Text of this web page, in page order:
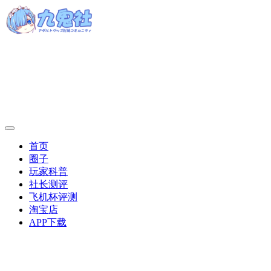
首页
圈子
玩家科普
社长测评
飞机杯评测
淘宝店
APP下载